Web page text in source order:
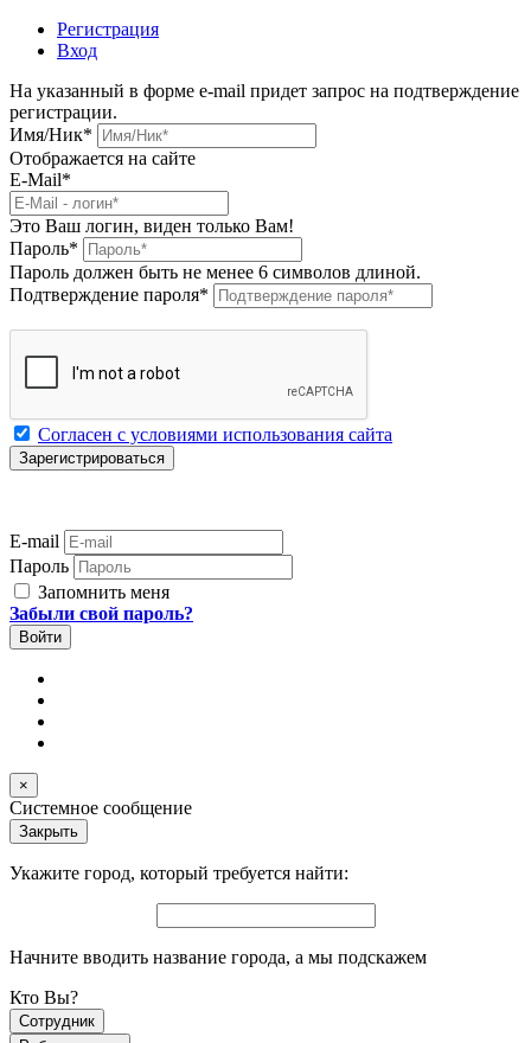
Регистрация
Вход
На указанный в форме e-mail придет запрос на подтверждение
регистрации.
Имя/Ник*
Отображается на сайте
E-Mail*
Это Ваш логин, виден только Вам!
Пароль*
Пароль должен быть не менее 6 символов длиной.
Подтверждение пароля*
Согласен с условиями использования сайта
E-mail
Пароль
Запомнить меня
Забыли свой пароль?
×
Системное сообщение
Закрыть
Укажите город, который требуется найти:
Начните вводить название города, а мы подскажем
Кто Вы?
Сотрудник